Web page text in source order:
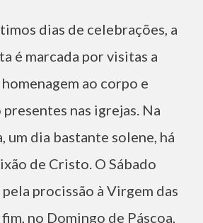
dias de celebrações, a
é marcada por visitas a
ao corpo e
nas igrejas. Na
um dia bastante solene, há
de Cristo. O Sábado
procissão à Virgem das
no Domingo de Páscoa,